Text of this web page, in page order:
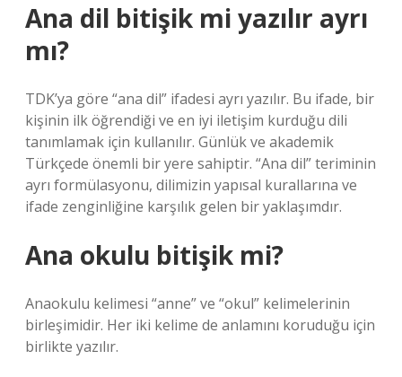
Ana dil bitişik mi yazılır ayrı
mı?
TDK’ya göre “ana dil” ifadesi ayrı yazılır. Bu ifade, bir
kişinin ilk öğrendiği ve en iyi iletişim kurduğu dili
tanımlamak için kullanılır. Günlük ve akademik
Türkçede önemli bir yere sahiptir. “Ana dil” teriminin
ayrı formülasyonu, dilimizin yapısal kurallarına ve
ifade zenginliğine karşılık gelen bir yaklaşımdır.
Ana okulu bitişik mi?
Anaokulu kelimesi “anne” ve “okul” kelimelerinin
birleşimidir. Her iki kelime de anlamını koruduğu için
birlikte yazılır.